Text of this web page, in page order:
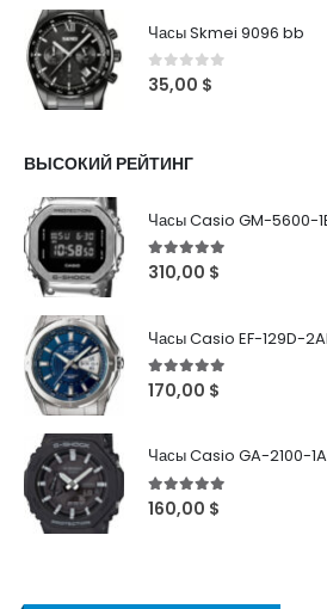
Часы Skmei 9096 bb
0out of 5
35,00 $
ВЫСОКИЙ РЕЙТИНГ
Часы Casio GM-5600-
5out of 5
310,00 $
Часы Casio EF-129D-
5out of 5
170,00 $
Часы Casio GA-2100-
5out of 5
160,00 $